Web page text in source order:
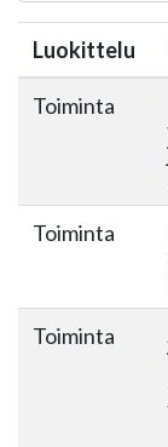
Luokittelu
Toiminta
Toiminta
Toiminta